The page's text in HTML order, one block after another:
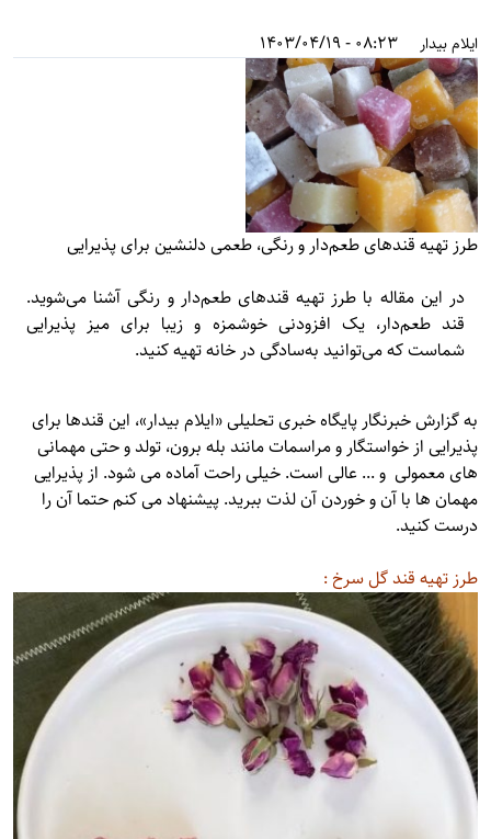
ایلام بیدار 08:23 - 1403/04/19
طرز تهیه قندهای طعم‌دار و رنگی، طعمی دلنشین برای پذیرایی
در این مقاله با طرز تهیه قندهای طعم‌دار و رنگی آشنا می‌شوید.
قند طعم‌دار، یک افزودنی خوشمزه و زیبا برای میز پذیرایی
شماست که می‌توانید به‌سادگی در خانه تهیه کنید.
به گزارش خبرنگار پایگاه خبری تحلیلی «ایلام بیدار»، این قندها برای
پذیرایی از خواستگار و مراسمات مانند بله برون، تولد و حتی مهمانی
های معمولی و ... عالی است. خیلی راحت آماده می شود. از پذیرایی
مهمان ها با آن و خوردن آن لذت ببرید. پیشنهاد می کنم حتما آن را
درست کنید.
طرز تهیه قند گل سرخ :